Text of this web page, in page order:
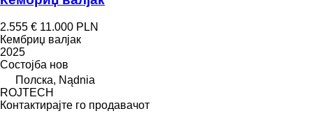
2.555 € 11.000 PLN
Кембриџ валјак
2025
Состојба нов
Полска, Nądnia
ROJTECH
Контактирајте го продавачот